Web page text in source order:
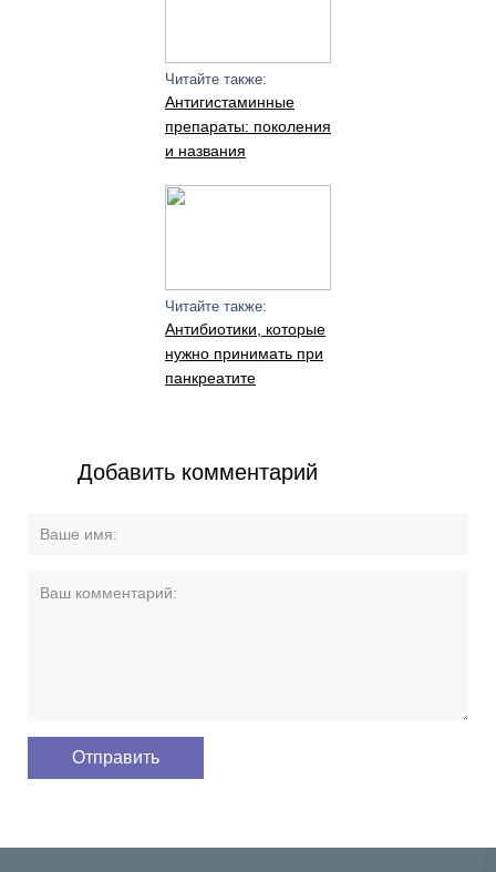
Читайте также:
Антигистаминные
препараты: поколения
и названия
Читайте также:
Антибиотики, которые
нужно принимать при
панкреатите
Добавить комментарий